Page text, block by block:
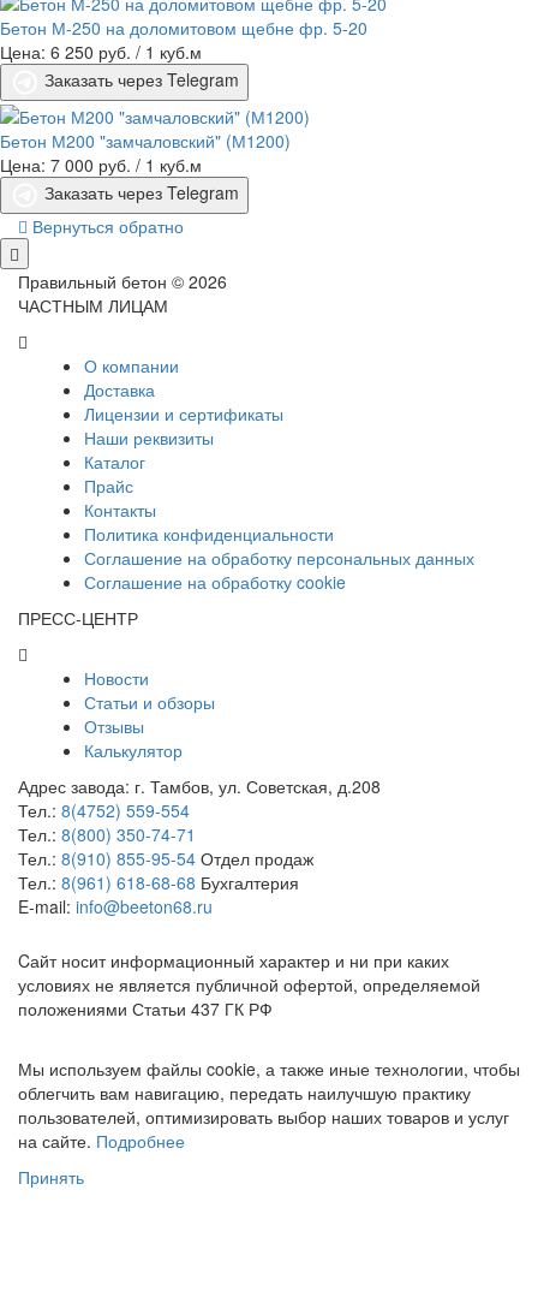
Бетон М-250 на доломитовом щебне фр. 5-20
Цена: 6 250 руб. / 1 куб.м
Заказать через Telegram
Бетон М200 "замчаловский" (М1200)
Цена: 7 000 руб. / 1 куб.м
Заказать через Telegram
Вернуться обратно
Правильный бетон © 2026
ЧАСТНЫМ ЛИЦАМ
О компании
Доставка
Лицензии и сертификаты
Наши реквизиты
Каталог
Прайс
Контакты
Политика конфиденциальности
Соглашение на обработку персональных данных
Соглашение на обработку cookie
ПРЕСС-ЦЕНТР
Новости
Статьи и обзоры
Отзывы
Калькулятор
Адрес завода: г. Тамбов, ул. Советская, д.208
Тел.: 8(4752) 559-554
Тел.: 8(800) 350-74-71
Тел.: 8(910) 855-95-54 Отдел продаж
Тел.: 8(961) 618-68-68 Бухгалтерия
E-mail: info@beeton68.ru
Cайт носит информационный характер и ни при каких
условиях не является публичной офертой, определяемой
положениями Статьи 437 ГК РФ
Мы используем файлы cookie, а также иные технологии, чтобы
облегчить вам навигацию, передать наилучшую практику
пользователей, оптимизировать выбор наших товаров и услуг
на сайте. Подробнее
Принять